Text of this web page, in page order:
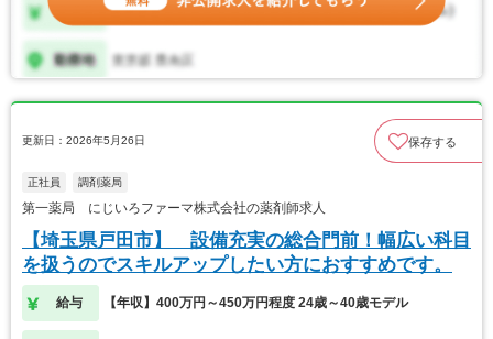
更新日：2026年5月26日 保存する
正社員 調剤薬局
第一薬局 にじいろファーマ株式会社の薬剤師求人
【埼玉県戸田市】 設備充実の総合門前！幅広い科目
を扱うのでスキルアップしたい方におすすめです。
給与 【年収】400万円～450万円程度 24歳～40歳モデル